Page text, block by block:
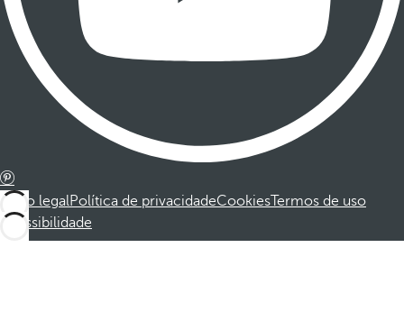
Aviso legalPolítica de privacidadeCookiesTermos de uso
Acessibilidade